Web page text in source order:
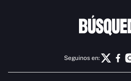
Seguinos en: